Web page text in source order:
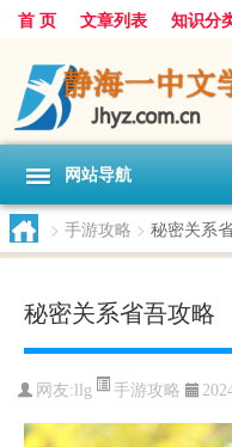
首 页 文章列表 知识分
网站导航
> 手游攻略 > 秘密关系
秘密关系省吾攻略
网友: llg 手游攻略